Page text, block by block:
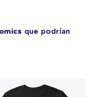
que podrían